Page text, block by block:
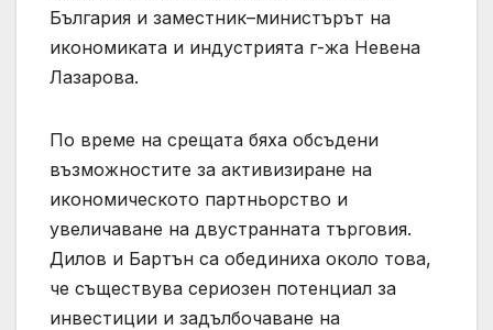
България и заместник–министърът на
икономиката и индустрията г-жа Невена
Лазарова.
По време на срещата бяха обсъдени
възможностите за активизиране на
икономическото партньорство и
увеличаване на двустранната търговия.
Дилов и Бартън са обединиха около това,
че съществува сериозен потенциал за
инвестиции и задълбочаване на